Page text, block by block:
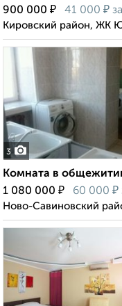
900 000 ₽ 41 000 ₽
Кировский район, ЖК
3
Комната в
1 080 000 ₽ 60 000 ₽
Ново-Савиновский